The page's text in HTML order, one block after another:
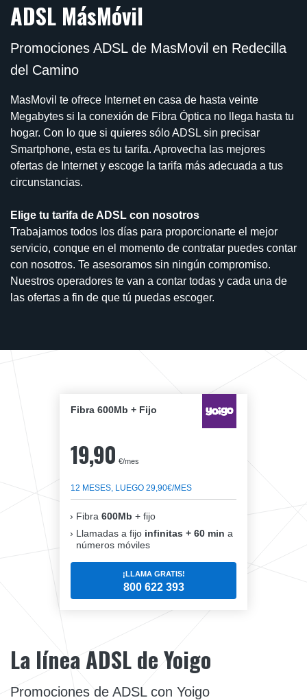
ADSL MásMóvil
Promociones ADSL de MasMovil en Redecilla
del Camino
MasMovil te ofrece Internet en casa de hasta veinte
Megabytes si la conexión de Fibra Óptica no llega hasta tu
hogar. Con lo que si quieres sólo ADSL sin precisar
Smartphone, esta es tu tarifa. Aprovecha las mejores
ofertas de Internet y escoge la tarifa más adecuada a tus
circunstancias.
Elige tu tarifa de ADSL con nosotros
Trabajamos todos los días para proporcionarte el mejor
servicio, conque en el momento de contratar puedes contar
con nosotros. Te asesoramos sin ningún compromiso.
Nuestros operadores te van a contar todas y cada una de
las ofertas a fin de que tú puedas escoger.
Fibra 600Mb + Fijo
19,90 €/mes
12 MESES, LUEGO 29,90€/MES
Fibra 600Mb + fijo
Llamadas a fijo infinitas + 60 min a
números móviles
¡LLAMA GRATIS!
800 622 393
La línea ADSL de Yoigo
Promociones de ADSL con Yoigo